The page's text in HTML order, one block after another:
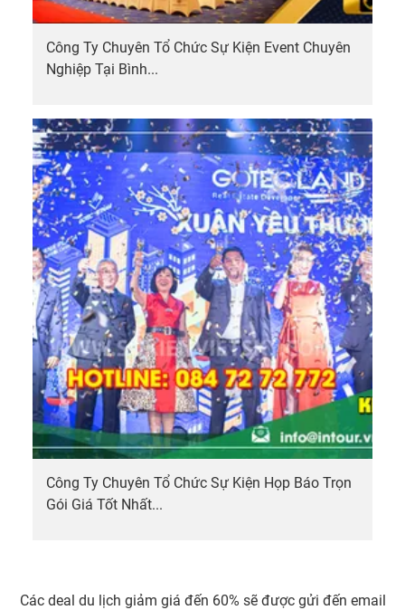
Công Ty Chuyên Tổ Chức Sự Kiện Event Chuyên
Nghiệp Tại Bình...
Công Ty Chuyên Tổ Chức Sự Kiện Họp Báo Trọn
Gói Giá Tốt Nhất...
Các deal du lịch giảm giá đến 60% sẽ được gửi đến email